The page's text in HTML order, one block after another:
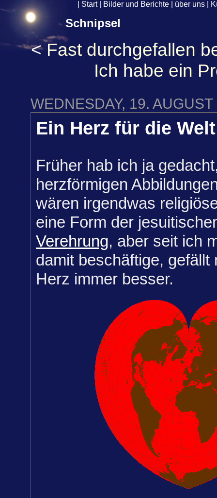
Start| Bilder und Berichte über uns
Schnipsel
< Fast durchgefallen
Ich habe ein
WEDNESDAY, 19.
Ein Herz für die Welt
Früher hab ich ja
herzförmigen
wären irgendwas
eine Form der
Verehrung, aber seit ich
damit beschäftige, gefällt
Herz immer besser.